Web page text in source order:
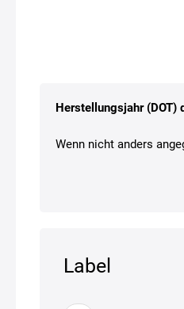
Herstellungsjahr (DOT)
Wenn nicht anders
Label